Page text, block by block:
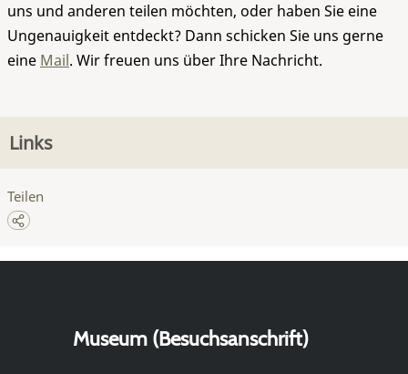
uns und anderen teilen möchten, oder haben Sie eine
Ungenauigkeit entdeckt? Dann schicken Sie uns gerne
eine Mail. Wir freuen uns über Ihre Nachricht.
Links
Teilen
Museum (Besuchsanschrift)